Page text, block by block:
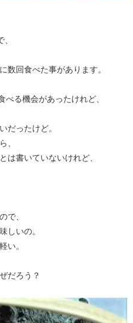
数回食べた事があります。
る機会があったけれど、
だったけど。
、
は書いていないけれど、
で、
しいの。
い。
だろう？